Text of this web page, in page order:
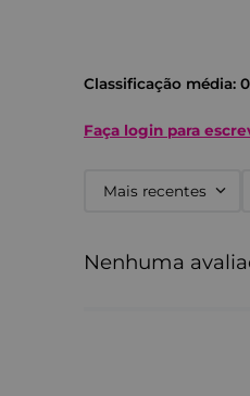
Classificação média: 0
Faça login para
Mais recentes
Nenhuma